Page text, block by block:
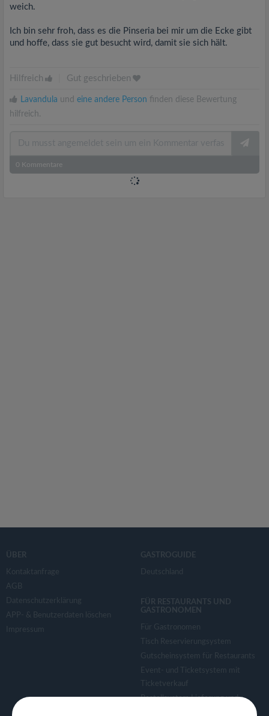
weich.
Ich bin sehr froh, dass es die Pinseria bei mir um die Ecke gibt
und hoffe, dass sie gut besucht wird, damit sie sich hält.
Hilfreich Gut geschrieben
Lavandula und eine andere Person finden diese Bewertung
hilfreich.
0 Kommentare
ÜBER
Kontaktanfrage
AGB
Datenschutzerklärung
APP- & Benutzerdaten löschen
Impressum
GASTROGUIDE
Deutschland
FÜR RESTAURANTS UND
GASTRONOMEN
Für Gastronomen
Tisch Reservierungsystem
Gutscheinsystem für Restaurants
Event- und Ticketsystem mit
Ticketverkauf
Bestellsystem Lieferung und